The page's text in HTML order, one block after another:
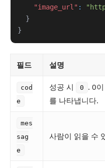
"image_url" :
}
}
필드 설명
cod
e
성공 시 0
. 0
를 나타냅니다.
mes
sag
e
사람이 읽을 수